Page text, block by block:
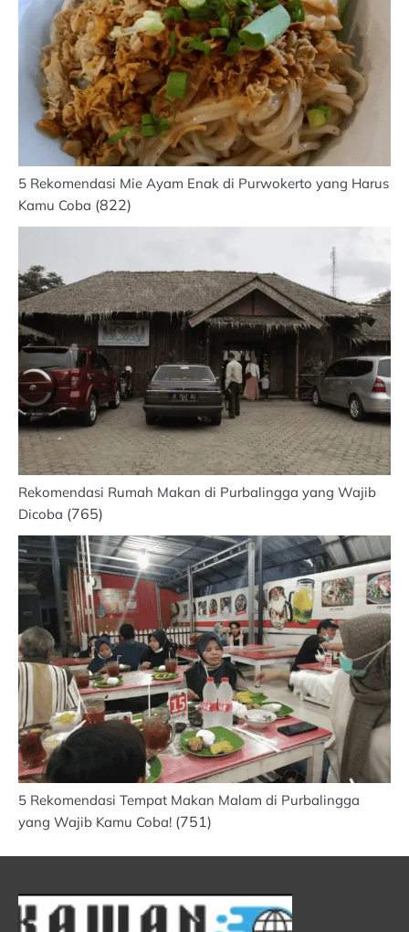
5 Rekomendasi Mie Ayam Enak di Purwokerto yang Harus
Kamu Coba (822)
Rekomendasi Rumah Makan di Purbalingga yang Wajib
Dicoba (765)
5 Rekomendasi Tempat Makan Malam di Purbalingga
yang Wajib Kamu Coba! (751)